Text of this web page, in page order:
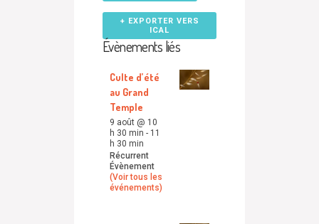
+ EXPORTER VERS
ICAL
Évènements liés
Culte d’été
au Grand
Temple
9 août @ 10
h 30 min - 11
h 30 min
Récurrent
Évènement
(Voir tous les
événements)